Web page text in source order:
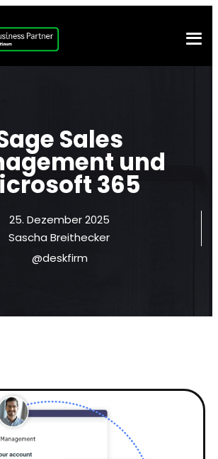
Sales
und
365
25. Dezember 2025
Sascha Breithecker
@deskfirm